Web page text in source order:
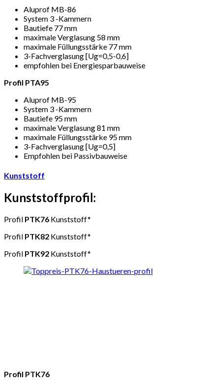
Aluprof MB-86
System 3 -Kammern
Bautiefe 77 mm
maximale Verglasung 58 mm
maximale Füllungsstärke 77 mm
3-Fachverglasung [Ug=0,5-0,6]
empfohlen bei Energiesparbauweise
Profil PTA95
Aluprof MB-95
System 3 -Kammern
Bautiefe 95 mm
maximale Verglasung 81 mm
maximale Füllungsstärke 95 mm
3-Fachverglasung [Ug=0,5]
Empfohlen bei Passivbauweise
Kunststoff
Kunststoffprofil:
Profil PTK76 Kunststoff*
Profil PTK82 Kunststoff*
Profil PTK92 Kunststoff*
Profil PTK76